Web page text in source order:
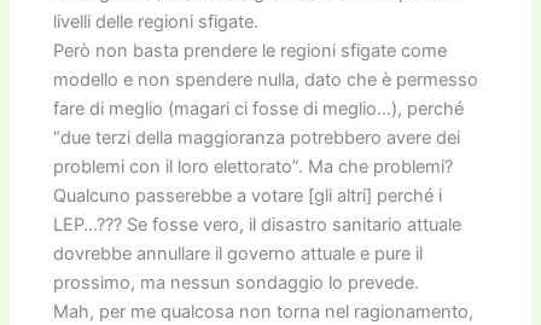
livelli delle regioni sfigate.
Però non basta prendere le regioni sfigate come
modello e non spendere nulla, dato che è permesso
fare di meglio (magari ci fosse di meglio…), perché
“due terzi della maggioranza potrebbero avere dei
problemi con il loro elettorato”. Ma che problemi?
Qualcuno passerebbe a votare [gli altri] perché i
LEP…??? Se fosse vero, il disastro sanitario attuale
dovrebbe annullare il governo attuale e pure il
prossimo, ma nessun sondaggio lo prevede.
Mah, per me qualcosa non torna nel ragionamento,